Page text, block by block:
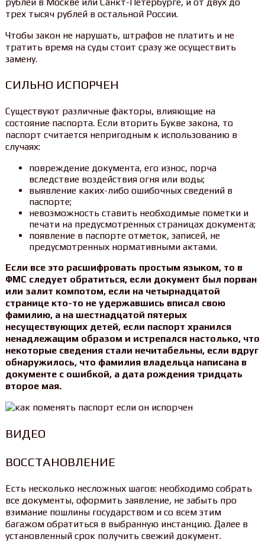
трех тысяч рублей в остальной России.
Чтобы закон не нарушать, штрафов не платить и не
тратить время на суды стоит сразу же осуществить
замену.
СИЛЬНО ИСПОРЧЕН
Существуют различные факторы, влияющие на
состояние паспорта. Если вторить Букве закона, то
паспорт считается непригодным к использованию в
случаях:
повреждение документа, его износ, порча
вследствие воздействия огня или воды;
выявление каких-либо ошибочных сведений в
паспорте;
невозможность ставить необходимые пометки и
печати на предусмотренных страницах документа;
появление в паспорте отметок, записей, не
предусмотренных нормативными актами.
Если все это расшифровать простым языком, то в
ФМС следует обратиться, если документ был порван
или залит компотом, если на четырнадцатой
странице кто-то не удержавшись вписал свою
фамилию, а на шестнадцатой пятерых
несуществующих детей, если паспорт хранился
ненадлежащим образом и истрепался настолько, что
некоторые сведения стали нечитабельны, если вдруг
обнаружилось, что фамилия владельца написана в
документе с ошибкой, а дата рождения тридцать
второе мая.
ВИДЕО
ВОССТАНОВЛЕНИЕ
Есть несколько несложных шагов: необходимо собрать
все документы, оформить заявление, не забыть про
взимание пошлины государством и со всем этим
багажом обратиться в выбранную инстанцию. Далее в
установленный срок получить свежий документ.